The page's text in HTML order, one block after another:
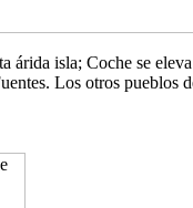
árida isla; Coche se
Los otros